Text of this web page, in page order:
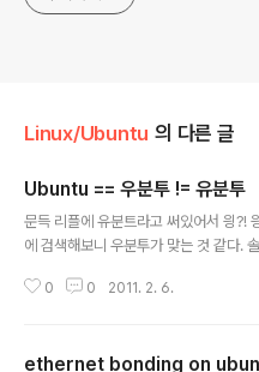
Linux/Ubuntu 의 다른 글
Ubuntu == 우분투 != 유분투
문득 리플에 유분트라고 써있어서 읭?!
에 검색해보니 우분투가 맞는 것 같다.
egloos.com/4129848] [링크 :
sic이 베이직이냐 베이식이냐로 가버린
0 0 2011. 2. 6.
ethernet bonding on